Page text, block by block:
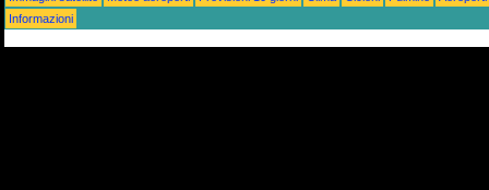
Informazioni